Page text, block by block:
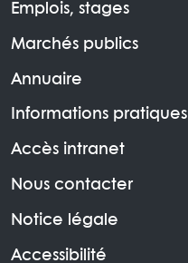
Emplois, stages
Marchés publics
Annuaire
Informations pratiques
Accès intranet
Nous contacter
Notice légale
Accessibilité